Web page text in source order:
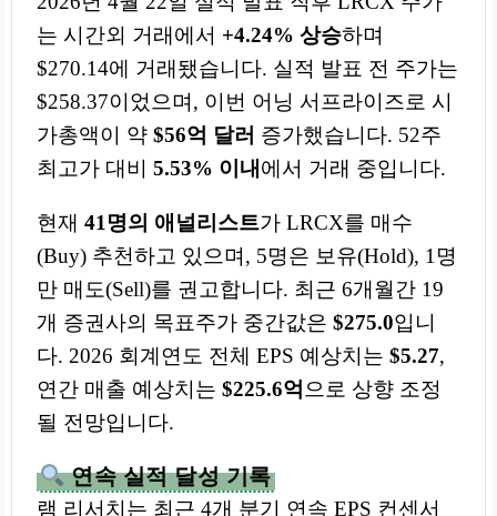
는 시간외 거래에서 +4.24% 상승하며
$270.14에 거래됐습니다. 실적 발표 전 주가는
$258.37이었으며, 이번 어닝 서프라이즈로 시
가총액이 약 $56억 달러 증가했습니다. 52주
최고가 대비 5.53% 이내 에서 거래 중입니다.
현재 41명의 애널리스트가 LRCX를 매수
(Buy) 추천하고 있으며, 5명은 보유(Hold), 1명
만 매도(Sell)를 권고합니다. 최근 6개월간 19
개 증권사의 목표주가 중간값은 $275.0입니
다. 2026 회계연도 전체 EPS 예상치는 $5.27,
연간 매출 예상치는 $225.6억 으로 상향 조정
될 전망입니다.
연속 실적 달성 기록
램 리서치는 최근 4개 분기 연속 EPS 컨센서